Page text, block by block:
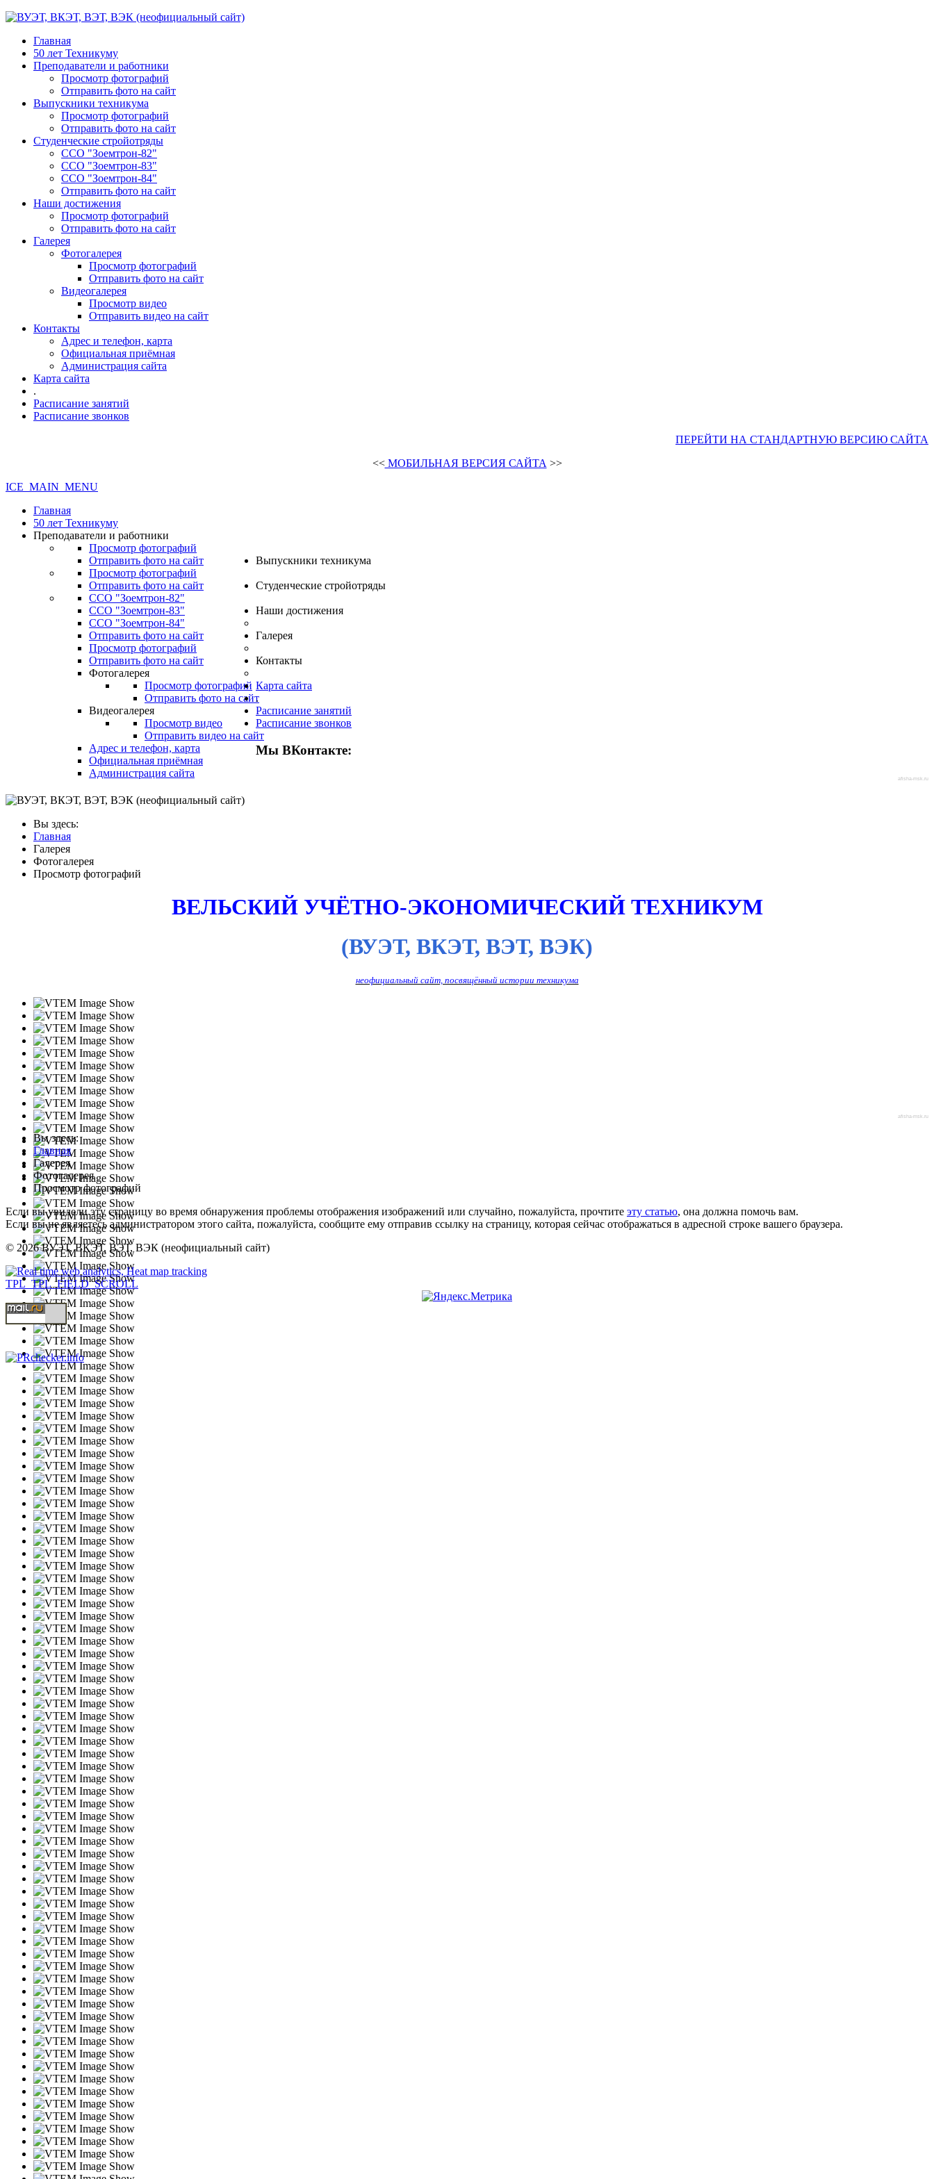
Главная
50 лет Техникуму
Преподаватели и работники
Просмотр фотографий
Отправить фото на сайт
Выпускники техникума
Просмотр фотографий
Отправить фото на сайт
Студенческие стройотряды
ССО "Зоемтрон-82"
ССО "Зоемтрон-83"
ССО "Зоемтрон-84"
Отправить фото на сайт
Наши достижения
Просмотр фотографий
Отправить фото на сайт
Галерея
Фотогалерея
Просмотр фотографий
Отправить фото на сайт
Видеогалерея
Просмотр видео
Отправить видео на сайт
Контакты
Адрес и телефон, карта
Официальная приёмная
Администрация сайта
Карта сайта
.
Расписание занятий
Расписание звонков
ПЕРЕЙТИ НА СТАНДАРТНУЮ ВЕРСИЮ САЙТА
<<МОБИЛЬНАЯ ВЕРСИЯ САЙТА >>
ICE_MAIN_MENU
Главная
50 лет Техникуму
Преподаватели и работники
Просмотр фотографий
Отправить фото на сайт
Выпускники техникума
Просмотр фотографий
Отправить фото на сайт
Студенческие стройотряды
ССО "Зоемтрон-82"
ССО "Зоемтрон-83"
ССО "Зоемтрон-84"
Отправить фото на сайт
Наши достижения
Просмотр фотографий
Отправить фото на сайт
Галерея
Фотогалерея
Просмотр фотографий
Отправить фото на сайт
Видеогалерея
Просмотр видео
Отправить видео на сайт
Контакты
Адрес и телефон, карта
Официальная приёмная
Администрация сайта
Карта сайта
.
Расписание занятий
Расписание звонков
Мы ВКонтакте:
afisha-msk.ru
Вы здесь:
Главная
Галерея
Фотогалерея
Просмотр фотографий
ВЕЛЬСКИЙ УЧЁТНО-ЭКОНОМИЧЕСКИЙ ТЕХНИКУМ
(ВУЭТ, ВКЭТ, ВЭТ, ВЭК)
неофициальный сайт, посвящённый истории техникума
afisha-msk.ru
Вы здесь:
Главная
Галерея
Фотогалерея
Просмотр фотографий
Если вы увидели эту страницу во время обнаружения проблемы отображения изображений или случайно, пожалуйста, прочтите эту статью, она должна помочь вам.
Если вы не являетесь администратором этого сайта, пожалуйста, сообщите ему отправив ссылку на страницу, которая сейчас отображаться в адресной строке вашего браузера.
© 2026 ВУЭТ, ВКЭТ, ВЭТ, ВЭК (неофициальный сайт)
TPL_TPL_FIELD_SCROLL